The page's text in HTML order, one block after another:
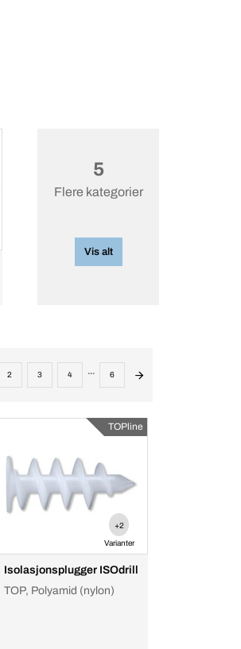
5
Flere kategorier
Vis alt
2 3 4 ... 6
TOPline
+2
Varianter
Isolasjonsplugger ISOdrill
TOP, Polyamid (nylon)